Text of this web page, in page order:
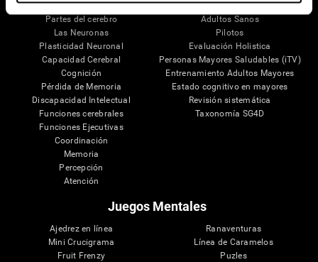
Mente y Cerebro
Partes del cerebro
Las Neuronas
Plasticidad Neuronal
Capacidad Cerebral
Cognición
Pérdida de Memoria
Discapacidad Intelectual
Funciones cerebrales
Funciones Ejecutivas
Coordinación
Memoria
Percepción
Atención
Juegos de Ordenador
Adultos Sanos
Pilotos
Evaluación Holistica
Personas Mayores Saludables (iTV)
Entrenamiento Adultos Mayores
Estado cognitivo en mayores
Revisión sistemática
Taxonomía SG4D
Juegos Mentales
Ajedrez en línea
Mini Crucigrama
Fruit Frenzy
Ranaventuras
Línea de Caramelos
Puzles